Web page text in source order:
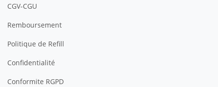
CGV-CGU
Remboursement
Politique de Refill
Confidentialité
Conformite RGPD